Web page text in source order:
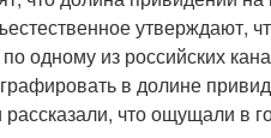
утверждают,
одному из российских
в долине
что ощущали в